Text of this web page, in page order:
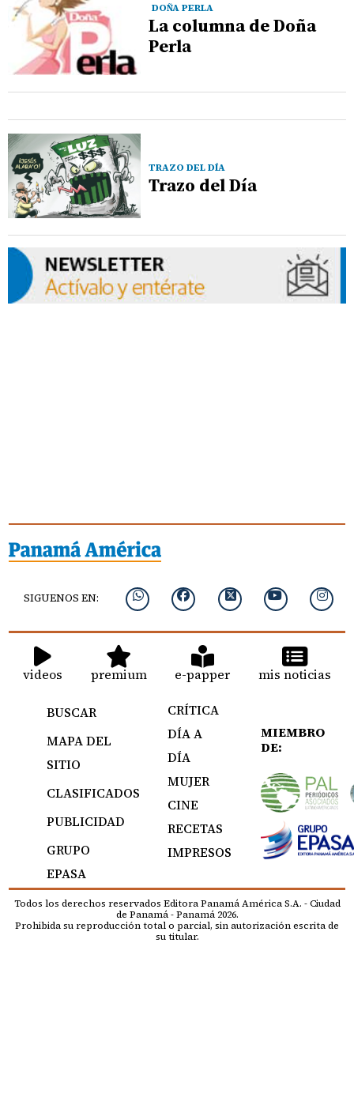
DOÑA PERLA
La columna de Doña
Perla
TRAZO DEL DÍA
Trazo del Día
SIGUENOS EN:
videos premium e-papper mis noticias
BUSCAR
MAPA DEL
SITIO
CLASIFICADOS
PUBLICIDAD
GRUPO
EPASA
CRÍTICA
DÍA A
DÍA
MUJER
CINE
RECETAS
IMPRESOS
MIEMBRO
DE:
Todos los derechos reservados Editora Panamá América S.A. - Ciudad
de Panamá - Panamá 2026.
Prohibida su reproducción total o parcial, sin autorización escrita de
su titular.